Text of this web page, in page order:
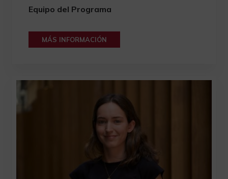
Equipo del Programa
MÁS INFORMACIÓN